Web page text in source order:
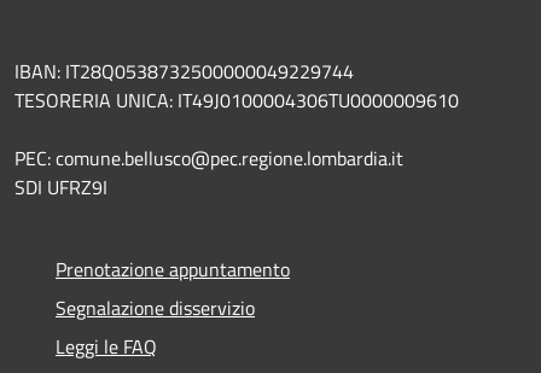
IBAN: IT28Q0538732500000049229744
TESORERIA UNICA: IT49J0100004306TU0000009610
PEC: comune.bellusco@pec.regione.lombardia.it
SDI UFRZ9I
Prenotazione appuntamento
Segnalazione disservizio
Leggi le FAQ